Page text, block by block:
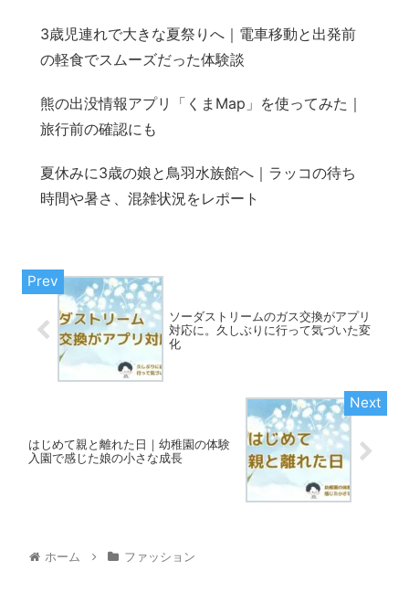
3歳児連れで大きな夏祭りへ｜電車移動と出発前
の軽食でスムーズだった体験談
熊の出没情報アプリ「くまMap」を使ってみた｜
旅行前の確認にも
夏休みに3歳の娘と鳥羽水族館へ｜ラッコの待ち
時間や暑さ、混雑状況をレポート
ソーダストリームのガス交換がアプリ
対応に。久しぶりに行って気づいた変
化
はじめて親と離れた日｜幼稚園の体験
入園で感じた娘の小さな成長
ホーム ファッション